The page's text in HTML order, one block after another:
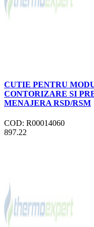
CUTIE PENTRU
CONTORIZARE SI
MENAJERA RSD/RSM
COD: R00014060
897.22